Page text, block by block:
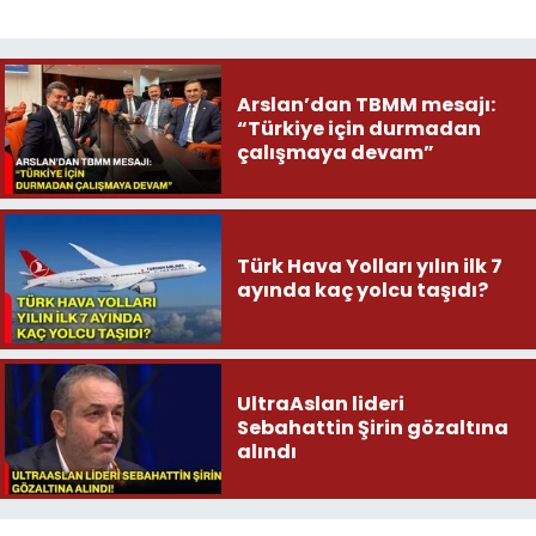
Arslan’dan TBMM mesajı:
“Türkiye için durmadan
çalışmaya devam”
Türk Hava Yolları yılın ilk 7
ayında kaç yolcu taşıdı?
UltraAslan lideri
Sebahattin Şirin gözaltına
alındı